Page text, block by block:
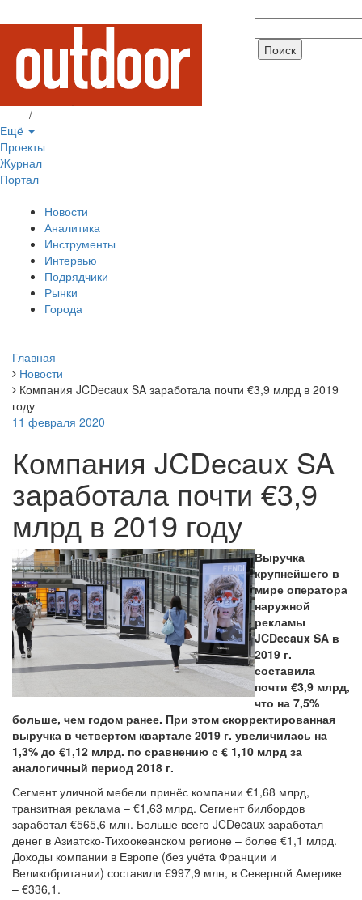
/
Ещё
Проекты
Журнал
Портал
Новости
Аналитика
Инструменты
Интервью
Подрядчики
Рынки
Города
Главная
Новости
Компания JCDecaux SA заработала почти €3,9 млрд в 2019
году
11 февраля 2020
Компания JCDecaux SA
заработала почти €3,9
млрд в 2019 году
Выручка
крупнейшего в
мире оператора
наружной
рекламы
JCDecaux SA в
2019 г.
составила
почти €3,9 млрд,
что на 7,5%
больше, чем годом ранее. При этом скорректированная
выручка в четвертом квартале 2019 г. увеличилась на
1,3% до €1,12 млрд. по сравнению с € 1,10 млрд за
аналогичный период 2018 г.
Сегмент уличной мебели принёс компании €1,68 млрд,
транзитная реклама – €1,63 млрд. Сегмент билбордов
заработал €565,6 млн. Больше всего JCDecaux заработал
денег в Азиатско-Тихоокеанском регионе – более €1,1 млрд.
Доходы компании в Европе (без учёта Франции и
Великобритании) составили €997,9 млн, в Северной Америке
– €336,1.